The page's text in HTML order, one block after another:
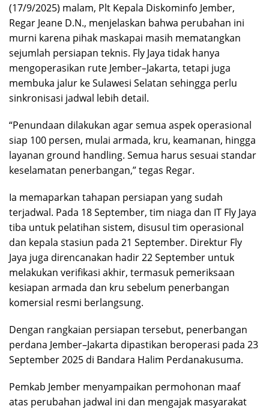
(17/9/2025) malam, Plt Kepala Diskominfo Jember,
Regar Jeane D.N., menjelaskan bahwa perubahan ini
murni karena pihak maskapai masih mematangkan
sejumlah persiapan teknis. Fly Jaya tidak hanya
mengoperasikan rute Jember–Jakarta, tetapi juga
membuka jalur ke Sulawesi Selatan sehingga perlu
sinkronisasi jadwal lebih detail.
“Penundaan dilakukan agar semua aspek operasional
siap 100 persen, mulai armada, kru, keamanan, hingga
layanan ground handling. Semua harus sesuai standar
keselamatan penerbangan,” tegas Regar.
Ia memaparkan tahapan persiapan yang sudah
terjadwal. Pada 18 September, tim niaga dan IT Fly Jaya
tiba untuk pelatihan sistem, disusul tim operasional
dan kepala stasiun pada 21 September. Direktur Fly
Jaya juga direncanakan hadir 22 September untuk
melakukan verifikasi akhir, termasuk pemeriksaan
kesiapan armada dan kru sebelum penerbangan
komersial resmi berlangsung.
Dengan rangkaian persiapan tersebut, penerbangan
perdana Jember–Jakarta dipastikan beroperasi pada 23
September 2025 di Bandara Halim Perdanakusuma.
Pemkab Jember menyampaikan permohonan maaf
atas perubahan jadwal ini dan mengajak masyarakat